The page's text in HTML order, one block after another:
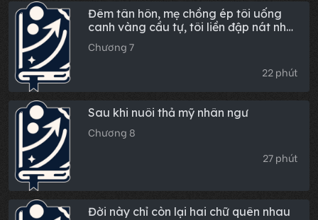
Đêm tân hôn, mẹ chồng ép tôi uống
canh vàng cầu tự, tôi liền đập nát nhà
bà
Chương 7
22 phút
Sau khi nuôi thả mỹ nhân ngư
Chương 8
27 phút
Đời này chỉ còn lại hai chữ quên nhau